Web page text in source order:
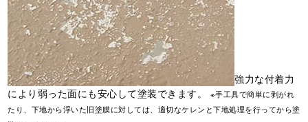
強力な付着力
により弱った面にも安心して塗装できます。
※手工具で簡単に剥がれ
たり、下地から浮いた旧塗膜に対しては、適切なケレンと下地処理を行ってから塗